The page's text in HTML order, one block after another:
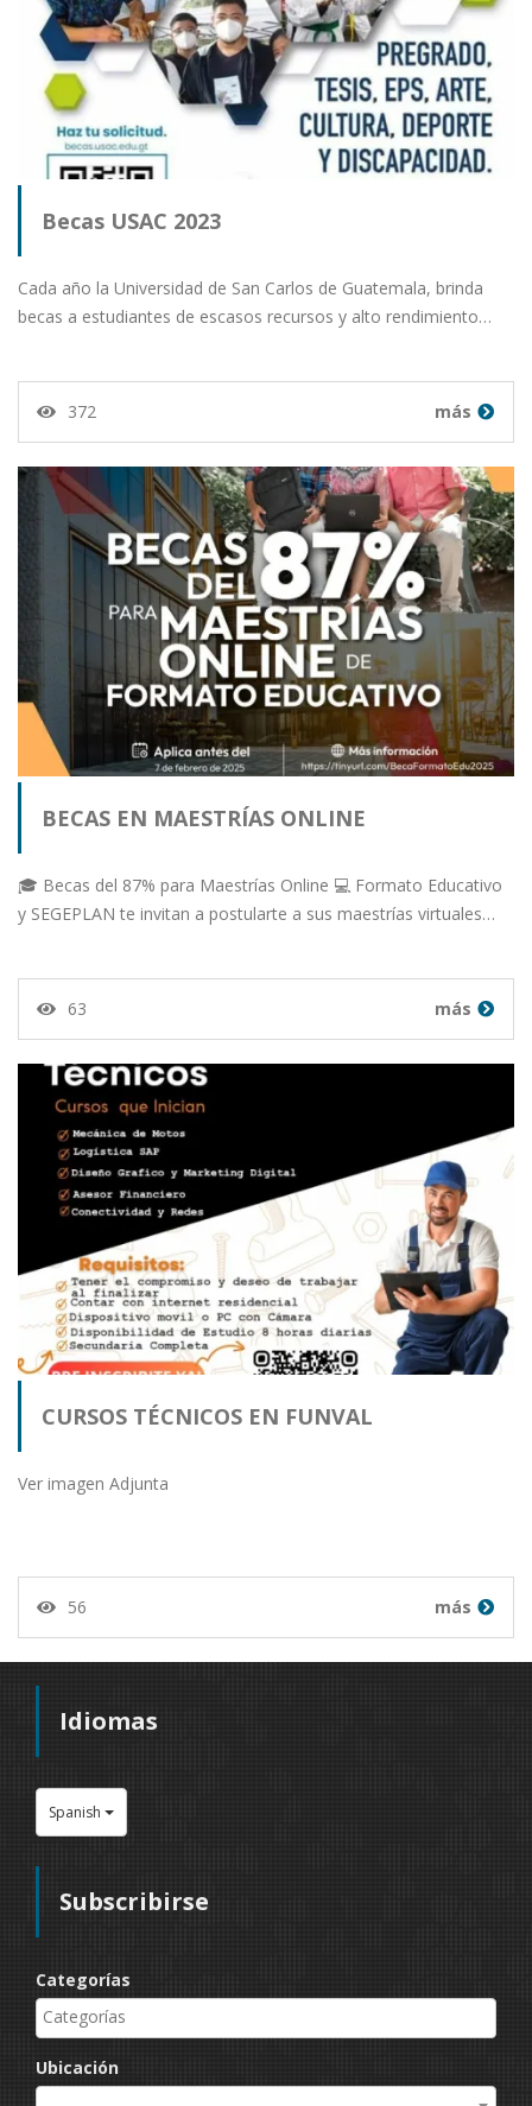
Becas USAC 2023
Cada año la Universidad de San Carlos de Guatemala, brinda
becas a estudiantes de escasos recursos y alto rendimiento…
372 más
BECAS EN MAESTRÍAS ONLINE
🎓 Becas del 87% para Maestrías Online 💻 Formato Educativo
y SEGEPLAN te invitan a postularte a sus maestrías virtuales…
63 más
CURSOS TÉCNICOS EN FUNVAL
Ver imagen Adjunta
56 más
Idiomas
Spanish
Subscribirse
Categorías
Ubicación